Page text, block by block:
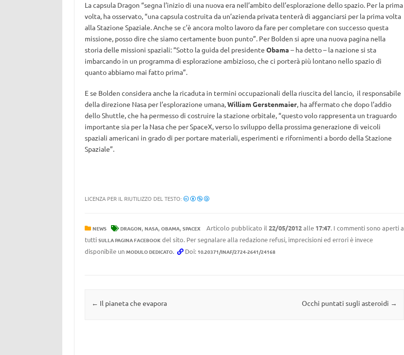
La capsula Dragon “segna l’inizio di una nuova era nell’ambito dell’esplorazione dello spazio. Per la prima
volta, ha osservato, “una capsula costruita da un’azienda privata tenterà di agganciarsi per la prima volta
alla Stazione Spaziale. Anche se c’è ancora molto lavoro da fare per completare con successo questa
missione, posso dire che siamo certamente buon punto”. Per Bolden si apre una nuova pagina nella
storia delle missioni spaziali: “Sotto la guida del presidente Obama – ha detto – la nazione si sta
imbarcando in un programma di esplorazione ambizioso, che ci porterà più lontano nello spazio di
quanto abbiamo mai fatto prima”.
E se Bolden considera anche la ricaduta in termini occupazionali della riuscita del lancio, il responsabile
della direzione Nasa per l’esplorazione umana,William Gerstenmaier, ha affermato che dopo l’addio
dello Shuttle, che ha permesso di costruire la stazione orbitale, “questo volo rappresenta un traguardo
importante sia per la Nasa che per SpaceX, verso lo sviluppo della prossima generazione di veicoli
spaziali americani in grado di per portare materiali, esperimenti e rifornimenti a bordo della Stazione
Spaziale”.
LICENZA PER IL RIUTILIZZO DEL TESTO:
NEWS DRAGON, NASA, OBAMA, SPACEX Articolo pubblicato il 22/05/2012alle 17:47. I commenti sono aperti a
tutti SULLA PAGINA FACEBOOKdel sito. Per segnalare alla redazione refusi, imprecisioni ed errori è invece
disponibile un MODULO DEDICATO. Doi: 10.20371/INAF/2724-2641/24168
Navigazione articolo
← Il pianeta che evapora Occhi puntati sugli asteroidi →